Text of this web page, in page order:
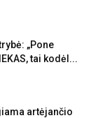
„Pone
tai kodėl...
artėjančio